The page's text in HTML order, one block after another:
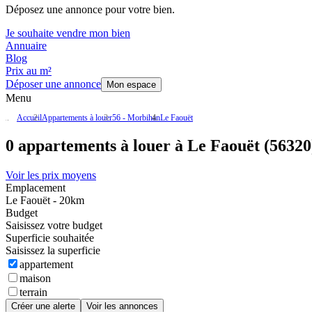
Déposez une annonce pour votre bien.
Je souhaite vendre mon bien
Annuaire
Blog
Prix au m²
Déposer une annonce
Mon espace
Menu
AccueilAppartements à louer56 - MorbihanLe Faouët
0 appartements à louer à Le Faouët
Voir les prix moyens
Emplacement
Le Faouët - 20km
Budget
Saisissez votre budget
Superficie souhaitée
Saisissez la superficie
appartement
maison
terrain
Créer une alerte Voir les annonces